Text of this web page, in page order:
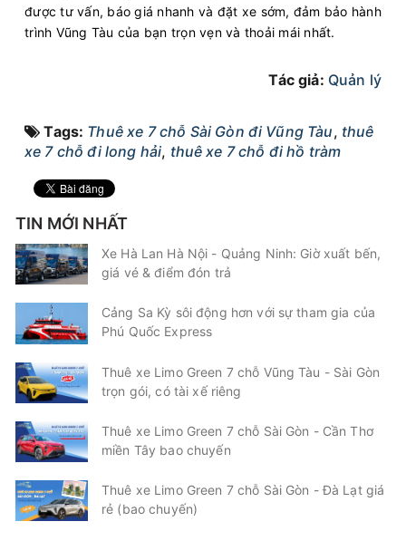
được tư vấn, báo giá nhanh và đặt xe sớm, đảm bảo hành
trình Vũng Tàu của bạn trọn vẹn và thoải mái nhất.
Tác giả: Quản lý
Tags: Thuê xe 7 chỗ Sài Gòn đi Vũng Tàu, thuê
xe 7 chỗ đi long hải, thuê xe 7 chỗ đi hồ tràm
TIN MỚI NHẤT
Xe Hà Lan Hà Nội - Quảng Ninh: Giờ xuất bến,
giá vé & điểm đón trả
Cảng Sa Kỳ sôi động hơn với sự tham gia của
Phú Quốc Express
Thuê xe Limo Green 7 chỗ Vũng Tàu - Sài Gòn
trọn gói, có tài xế riêng
Thuê xe Limo Green 7 chỗ Sài Gòn - Cần Thơ
miền Tây bao chuyến
Thuê xe Limo Green 7 chỗ Sài Gòn - Đà Lạt giá
rẻ (bao chuyến)